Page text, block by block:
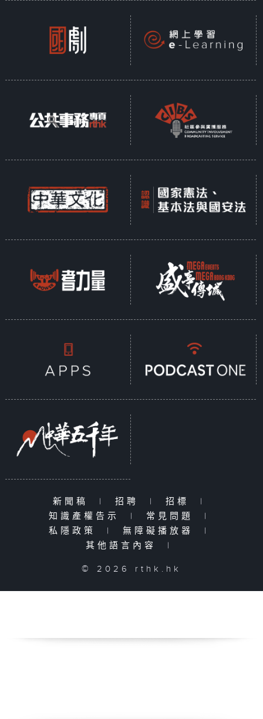
新聞稿 | 招聘 | 招標
|
知識產權告示
| 常見問題
|
私隱政策
| 無障礙播放器
|
其他語言內容
|
© 2026 rthk.hk